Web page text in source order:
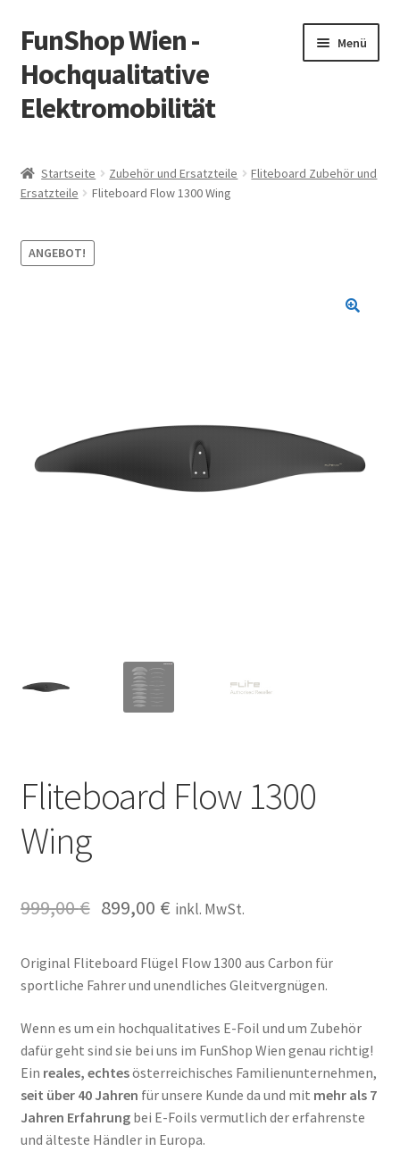
Zur
Navigation
springen
Zum
Inhalt
springen
FunShop Wien -
Hochqualitative
Elektromobilität
Menü
öffnen
Informationen zur Rechtslage in Österreich
Vorsicht Internetbetrug
öffnen
Startseite Zubehör und Ersatzteile
Fliteboard Zubehör und
Ersatzteile
Fliteboard Flow 1300 Wing
ANGEBOT!
Fliteboard Flow 1300
Wing
999,00€ 899,00 € inkl. MwSt.
Original Fliteboard Flügel Flow 1300 aus Carbon für
sportliche Fahrer und unendliches Gleitvergnügen.
Wenn es um ein hochqualitatives E-Foil und um Zubehör
dafür geht sind sie bei uns im FunShop Wien genau richtig!
Ein reales, echtesösterreichisches Familienunternehmen,
seit über 40 Jahren für unsere Kunde da und mit mehr als 7
Jahren Erfahrungbei E-Foils vermutlich der erfahrenste
und älteste Händler in Europa.